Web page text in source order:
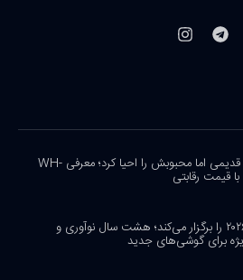
سونی هدفون قدیمی اما محبوبش را احیا کرد؛ معرفی WH-
پوکو کارناوال ۲۰۲۶ را برگزار می‌کند؛ هشت سال نوآوری و
برای گوشی‌های جدید